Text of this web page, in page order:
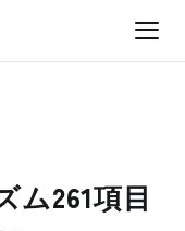
ム261項目